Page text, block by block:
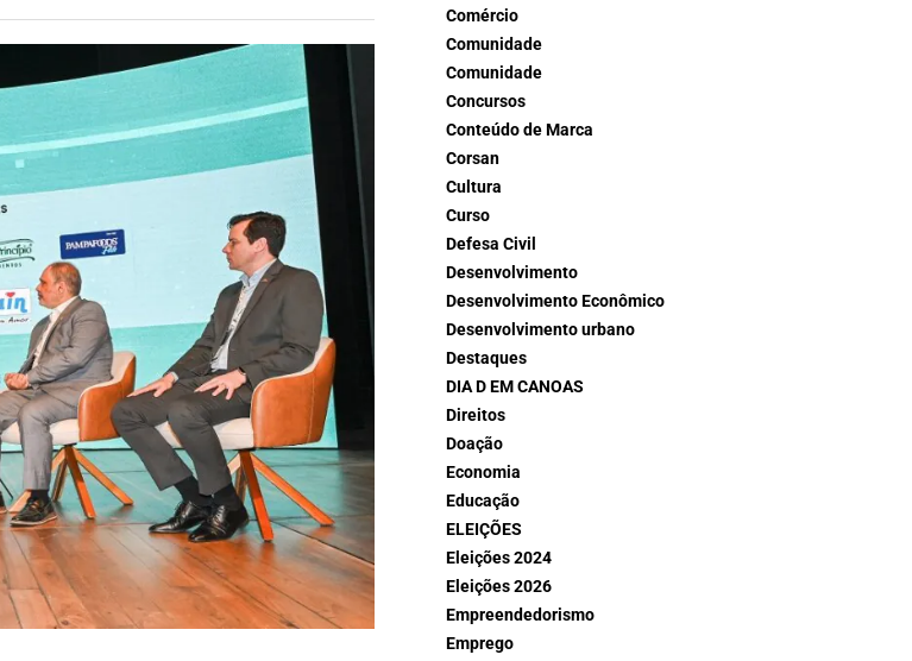
Comércio
Comunidade
Comunidade
Concursos
Conteúdo de Marca
Corsan
Cultura
Curso
Defesa Civil
Desenvolvimento
Desenvolvimento Econômico
Desenvolvimento urbano
Destaques
DIA D EM CANOAS
Direitos
Doação
Economia
Educação
ELEIÇÕES
Eleições 2024
Eleições 2026
Empreendedorismo
Emprego